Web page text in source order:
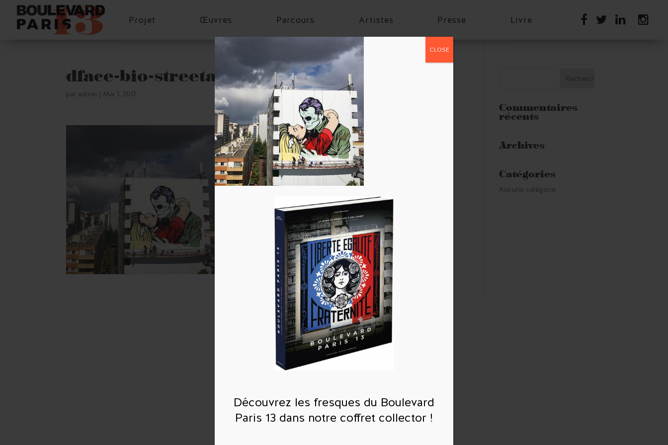
Projet Œuvres Parcours Artistes Presse Livre
dface-bio-streetart13
par admin | Mai 1, 2017
Commentaires
récents
Archives
Catégories
Aucune catégorie
Découvrez les fresques du Boulevard
Paris 13 dans notre coffret collector !
CLOSE